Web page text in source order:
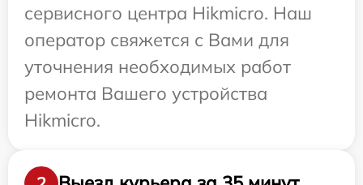
сервисного центра Hikmicro. Наш
оператор свяжется с Вами для
уточнения необходимых работ
ремонта Вашего устройства
Hikmicro.